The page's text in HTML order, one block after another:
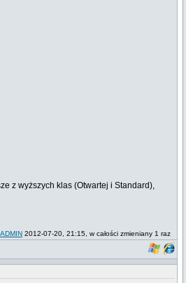
z wyższych klas (Otwartej i Standard),
ADMIN 2012-07-20, 21:15, w całości zmieniany 1 raz